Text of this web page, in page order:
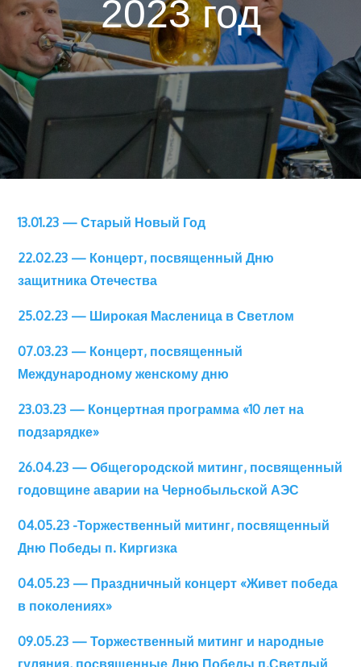
2023 год
13.01.23 — Старый Новый Год
22.02.23 — Концерт, посвященный Дню
защитника Отечества
25.02.23 — Широкая Масленица в Светлом
07.03.23 — Концерт, посвященный
Международному женскому дню
23.03.23 — Концертная программа «10 лет на
подзарядке»
26.04.23 — Общегородской митинг, посвященный
годовщине аварии на Чернобыльской АЭС
04.05.23 -Торжественный митинг, посвященный
Дню Победы п. Киргизка
04.05.23 — Праздничный концерт «Живет победа
в поколениях»
09.05.23 — Торжественный митинг и народные
гуляния, посвященные Дню Победы п.Светлый